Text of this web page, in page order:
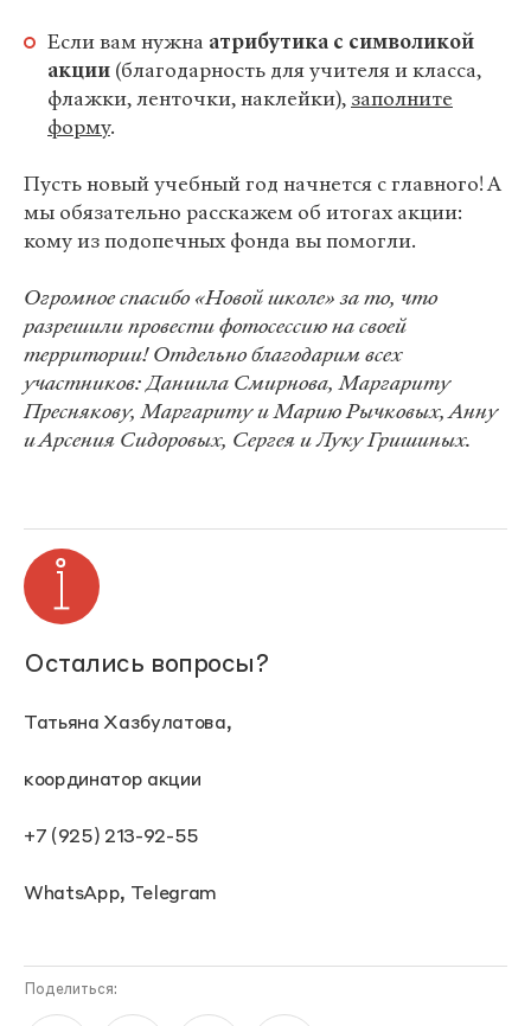
Если вам нужна атрибутика с символикой
акции (благодарность для учителя и класса,
флажки, ленточки, наклейки), заполните
форму.
Пусть новый учебный год начнется с главного! А
мы обязательно расскажем об итогах акции:
кому из подопечных фонда вы помогли.
Огромное спасибо «Новой школе» за то, что
разрешили провести фотосессию на своей
территории! Отдельно благодарим всех
участников: Даниила Смирнова, Маргариту
Преснякову, Маргариту и Марию Рычковых, Анну
и Арсения Сидоровых, Сергея и Луку Гришиных.
Остались вопросы?
Татьяна Хазбулатова,
координатор акции
+7 (925) 213-92-55
WhatsApp, Telegram
Поделиться: